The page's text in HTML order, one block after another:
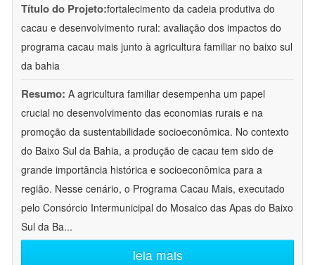
Título do Projeto:fortalecimento da cadeia produtiva do
cacau e desenvolvimento rural: avaliação dos impactos do
programa cacau mais junto à agricultura familiar no baixo sul
da bahia
Resumo: A agricultura familiar desempenha um papel
crucial no desenvolvimento das economias rurais e na
promoção da sustentabilidade socioeconômica. No contexto
do Baixo Sul da Bahia, a produção de cacau tem sido de
grande importância histórica e socioeconômica para a
região. Nesse cenário, o Programa Cacau Mais, executado
pelo Consórcio Intermunicipal do Mosaico das Apas do Baixo
Sul da Ba...
leia mais